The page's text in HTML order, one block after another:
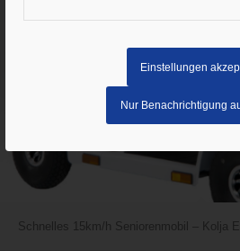
Einstellungen
Nur Benachrichtigung
Schnelles 15km/h Seniorenmobil – Kolja